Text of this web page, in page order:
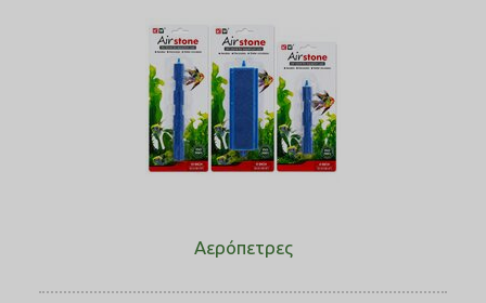
Αερόπετρες